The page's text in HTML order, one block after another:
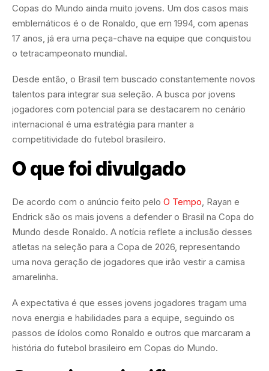
Copas do Mundo ainda muito jovens. Um dos casos mais
emblemáticos é o de Ronaldo, que em 1994, com apenas
17 anos, já era uma peça-chave na equipe que conquistou
o tetracampeonato mundial.
Desde então, o Brasil tem buscado constantemente novos
talentos para integrar sua seleção. A busca por jovens
jogadores com potencial para se destacarem no cenário
internacional é uma estratégia para manter a
competitividade do futebol brasileiro.
O que foi divulgado
De acordo com o anúncio feito pelo O Tempo, Rayan e
Endrick são os mais jovens a defender o Brasil na Copa do
Mundo desde Ronaldo. A notícia reflete a inclusão desses
atletas na seleção para a Copa de 2026, representando
uma nova geração de jogadores que irão vestir a camisa
amarelinha.
A expectativa é que esses jovens jogadores tragam uma
nova energia e habilidades para a equipe, seguindo os
passos de ídolos como Ronaldo e outros que marcaram a
história do futebol brasileiro em Copas do Mundo.